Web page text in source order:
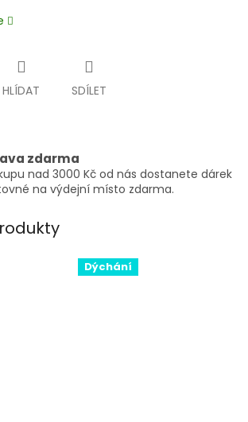
HLÍDAT SDÍLET
zdarma
nad 3000 Kč od nás dostanete dárek
na výdejní místo zdarma.
Dýchání